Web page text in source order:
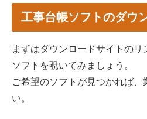
工事台帳ソフトのダウ
まずはダウンロードサイトの
ソフトを覗いてみましょう。
ご希望のソフトが見つかれば、
い。